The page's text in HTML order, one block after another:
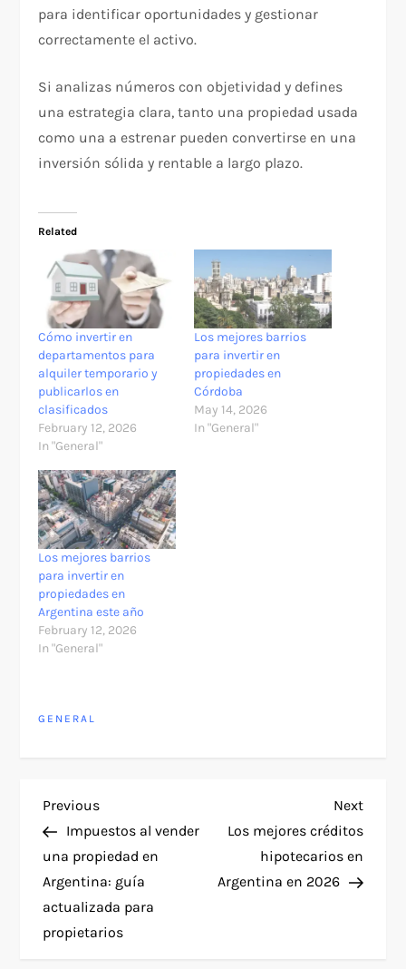
para identificar oportunidades y gestionar
correctamente el activo.
Si analizas números con objetividad y defines
una estrategia clara, tanto una propiedad usada
como una a estrenar pueden convertirse en una
inversión sólida y rentable a largo plazo.
Related
Cómo invertir en
departamentos para
alquiler temporario y
publicarlos en
clasificados
February 12, 2026
In "General"
Los mejores barrios
para invertir en
propiedades en
Córdoba
May 14, 2026
In "General"
Los mejores barrios
para invertir en
propiedades en
Argentina este año
February 12, 2026
In "General"
GENERAL
P
o
s
t
Previous
Post
Previous
Impuestos al vender
una propiedad en
Argentina: guía
actualizada para
propietarios
Next
Post
Next
Los mejores créditos
hipotecarios en
Argentina en 2026